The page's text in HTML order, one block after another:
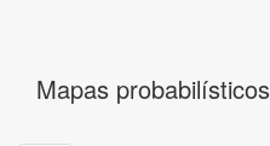
Mapas probabilísticos